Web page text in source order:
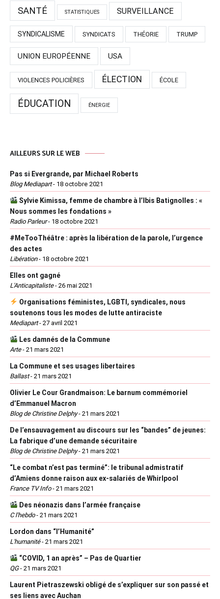
SANTÉ STATISTIQUES SURVEILLANCE
SYNDICALISME SYNDICATS THÉORIE TRUMP
UNION EUROPÉENNE USA
VIOLENCES POLICIÈRES ÉLECTION ÉCOLE
ÉDUCATION ÉNERGIE
AILLEURS SUR LE WEB
Pas si Evergrande, par Michael Roberts
Blog Mediapart- 18 octobre 2021
Sylvie Kimissa, femme de chambre à l’Ibis Batignolles : «
Nous sommes les fondations »
Radio Parleur- 18 octobre 2021
#MeTooThéâtre : après la libération de la parole, l’urgence
des actes
Libération- 18 octobre 2021
Elles ont gagné
L'Anticapitaliste- 26 mai 2021
Organisations féministes, LGBTI, syndicales, nous
soutenons tous les modes de lutte antiraciste
Mediapart- 27 avril 2021
Les damnés de la Commune
Arte- 21 mars 2021
La Commune et ses usages libertaires
Ballast- 21 mars 2021
Olivier Le Cour Grandmaison: Le barnum commémoriel
d’Emmanuel Macron
Blog de Christine Delphy- 21 mars 2021
De l’ensauvagement au discours sur les “bandes” de jeunes:
La fabrique d’une demande sécuritaire
Blog de Christine Delphy- 21 mars 2021
“Le combat n’est pas terminé”: le tribunal admistratif
d’Amiens donne raison aux ex-salariés de Whirlpool
France TV Info- 21 mars 2021
Des néonazis dans l’armée française
C l'hebdo- 21 mars 2021
Lordon dans “l’Humanité”
L'humanité- 21 mars 2021
“COVID, 1 an après” – Pas de Quartier
QG- 21 mars 2021
Laurent Pietraszewski obligé de s’expliquer sur son passé et
ses liens avec Auchan